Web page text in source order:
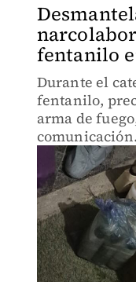
fentanilo
Durante el
fentanilo,
arma de
comunicación.